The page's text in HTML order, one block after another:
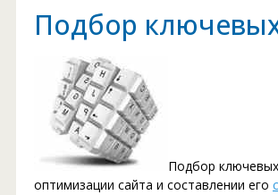
Подбор
Подбор
оптимизации сайта и составлении его